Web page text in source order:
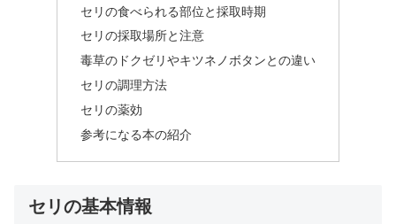
セリの食べられる部位と採取時期
セリの採取場所と注意
毒草のドクゼリやキツネノボタンとの違い
セリの調理方法
セリの薬効
参考になる本の紹介
セリの基本情報